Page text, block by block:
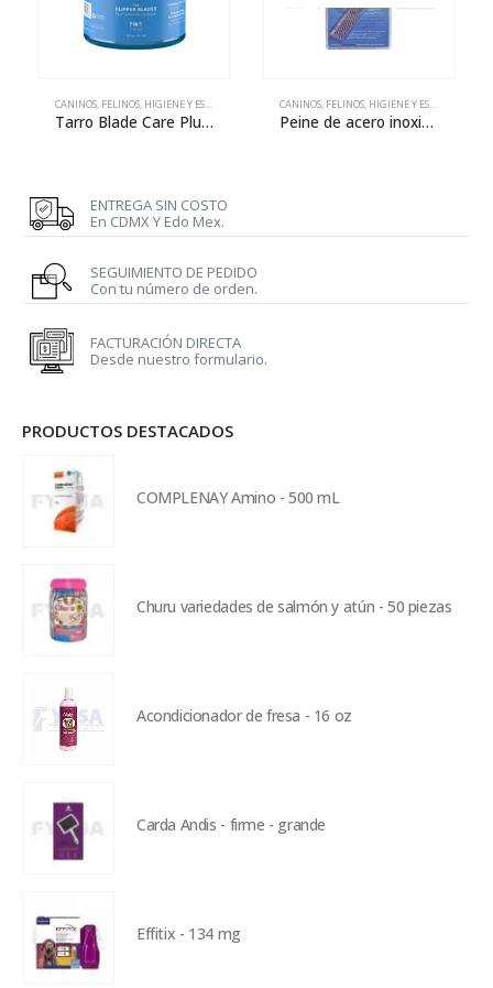
CANINOS, FELINOS, HIGIENE Y ESTÉTICA MANTENIMIENTO ,REPARACIÓN
Tarro Blade Care Plus 7 en 1 – 473 mL
CANINOS, FELINOS, HIGIENE Y ESTÉTICA
Peine de acero inoxidable para mantenimiento
ENTREGA SIN COSTO
En CDMX Y Edo Mex.
SEGUIMIENTO DE PEDIDO
Con tu número de orden.
FACTURACIÓN DIRECTA
Desde nuestro formulario.
PRODUCTOS DESTACADOS
COMPLENAY Amino - 500 mL
Churu variedades de salmón y atún - 50 piezas
Acondicionador de fresa - 16 oz
Carda Andis - firme - grande
Effitix - 134 mg